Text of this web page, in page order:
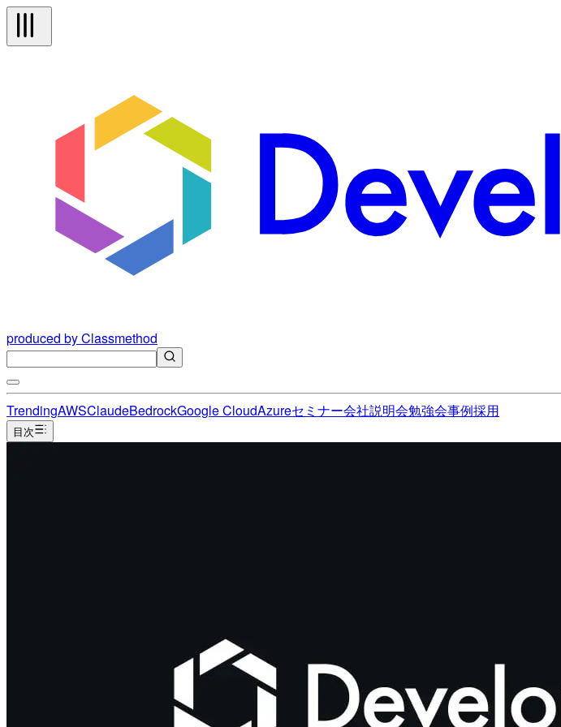
produced by Classmethod
TrendingAWSClaudeBedrockGoogle CloudAzureセミナー会社説明会勉強会事例採用
目次